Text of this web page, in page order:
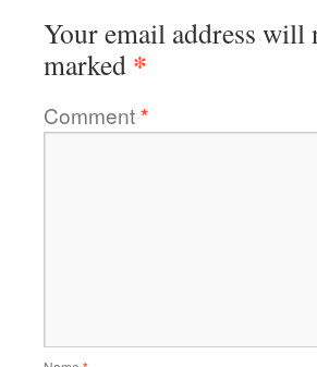
Your email address will
marked *
Comment*